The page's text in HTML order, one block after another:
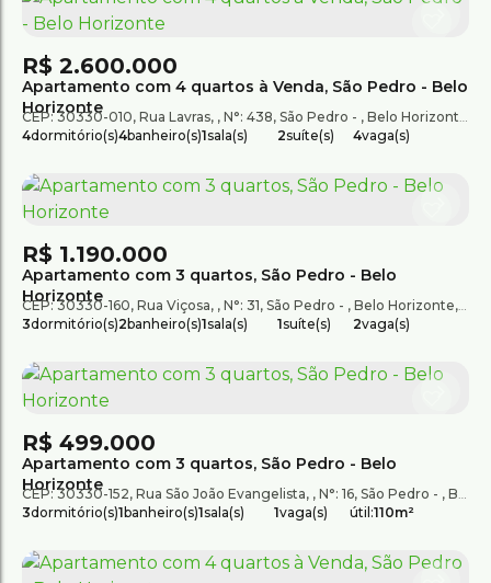
Apartamento com 4 quartos à Venda, São Pedro - Belo
Horizonte
R$ 2.600.000
CEP: 30330-010, Rua Lavras , N°: 438, São Pedro , Belo Horizonte
4dormitório(s)4banheiro(s)1sala(s) 2suíte(s) 4vaga(s)
Apartamento com 3 quartos, São Pedro - Belo
Horizonte
R$ 1.190.000
CEP: 30330-160, Rua Viçosa , N°: 31, São Pedro , Belo Horizonte,
3dormitório(s)2banheiro(s)1sala(s) 1suíte(s) 2vaga(s)
Apartamento com 3 quartos, São Pedro - Belo
Horizonte
R$ 499.000
CEP: 30330-152, Rua São João Evangelista , N°: 16, São Pedro , Belo Horizonte
3dormitório(s)1banheiro(s)1sala(s) 1vaga(s) útil:110m²